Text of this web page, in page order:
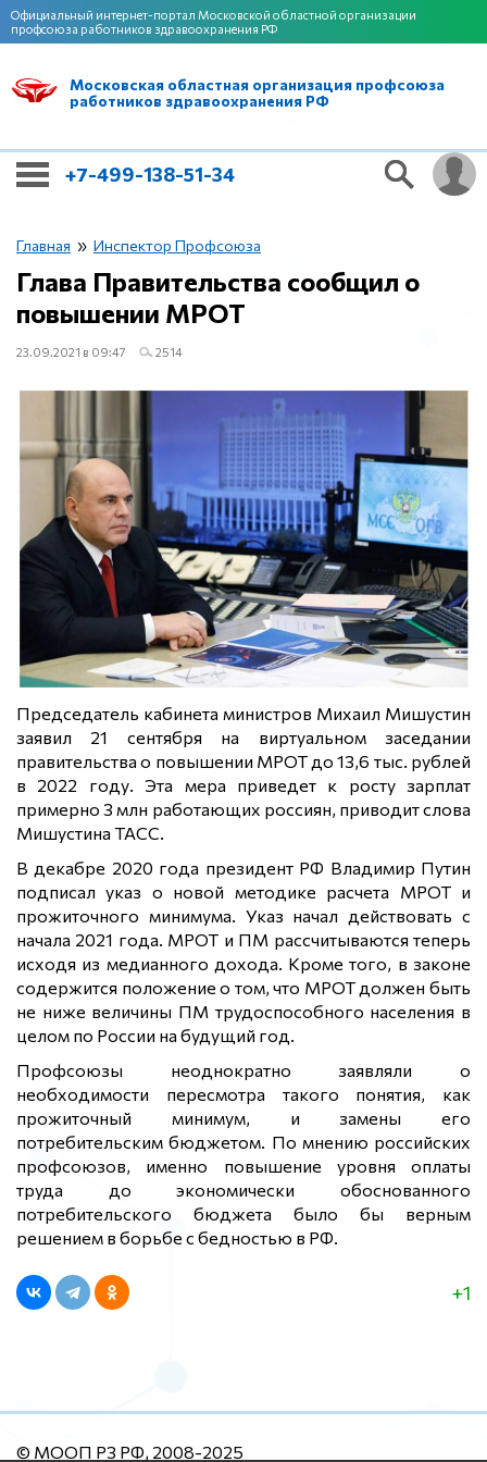
Официальный интернет-портал Московской областной организации
профсоюза работников здравоохранения РФ
Московская областная организация профсоюза
работников здравоохранения РФ
+7-499-138-51-34
Главная » Инспектор Профсоюза
Глава Правительства сообщил о
повышении МРОТ
23.09.2021 в 09:47 2514
Председатель кабинета министров Михаил Мишустин
заявил 21 сентября на виртуальном заседании
правительства о повышении МРОТ до 13,6 тыс. рублей
в 2022 году. Эта мера приведет к росту зарплат
примерно 3 млн работающих россиян, приводит слова
Мишустина ТАСС.
В декабре 2020 года президент РФ Владимир Путин
подписал указ о новой методике расчета МРОТ и
прожиточного минимума. Указ начал действовать с
начала 2021 года. МРОТ и ПМ рассчитываются теперь
исходя из медианного дохода. Кроме того, в законе
содержится положение о том, что МРОТ должен быть
не ниже величины ПМ трудоспособного населения в
целом по России на будущий год.
Профсоюзы неоднократно заявляли о
необходимости пересмотра такого понятия, как
прожиточный минимум, и замены его
потребительским бюджетом. По мнению российских
профсоюзов, именно повышение уровня оплаты
труда до экономически обоснованного
потребительского бюджета было бы верным
решением в борьбе с бедностью в РФ.
+1
© МООП РЗ РФ, 2008-2025